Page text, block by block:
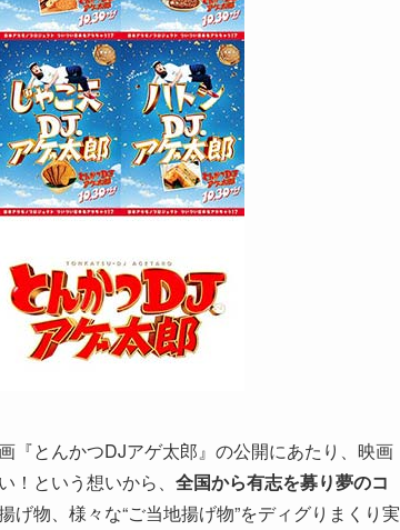
『とんかつDJアゲ太郎』の公開にあたり、映画
という想いから、 全国から有志を募り夢のコ
物、様々な“ご当地揚げ物”をディグりまくり実